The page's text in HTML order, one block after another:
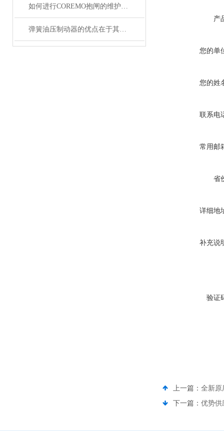
如何进行COREMO抱闸的维护保养
弹簧油压制动器的优点在于其优异的制动性能和稳定性
产
您的单
您的姓
联系电
常用邮
省
详细地
补充说
验证
上一篇： 全新原
下一篇： 优势供